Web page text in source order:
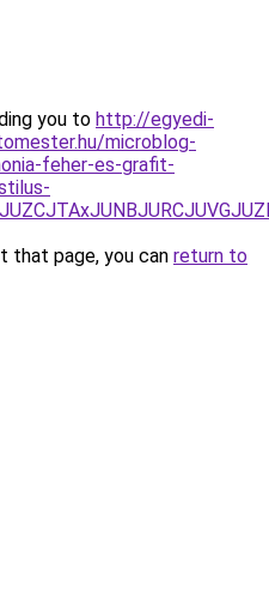
you to http://egyedi-
microblog-
feher-es-grafit-
that page, you can return to